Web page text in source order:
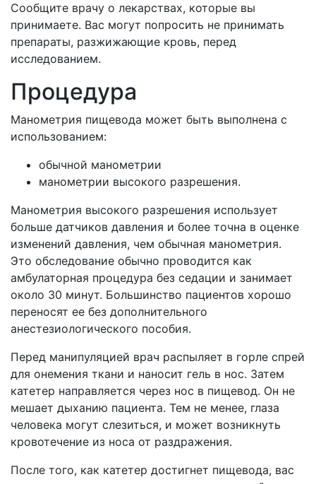
Сообщите врачу о лекарствах, которые вы
принимаете. Вас могут попросить не принимать
препараты, разжижающие кровь, перед
исследованием.
Процедура
Манометрия пищевода может быть выполнена с
использованием:
обычной манометрии
манометрии высокого разрешения.
Манометрия высокого разрешения использует
больше датчиков давления и более точна в оценке
изменений давления, чем обычная манометрия.
Это обследование обычно проводится как
амбулаторная процедура без седации и занимает
около 30 минут. Большинство пациентов хорошо
переносят ее без дополнительного
анестезиологического пособия.
Перед манипуляцией врач распыляет в горле спрей
для онемения ткани и наносит гель в нос. Затем
катетер направляется через нос в пищевод. Он не
мешает дыханию пациента. Тем не менее, глаза
человека могут слезиться, и может возникнуть
кровотечение из носа от раздражения.
После того, как катетер достигнет пищевода, вас